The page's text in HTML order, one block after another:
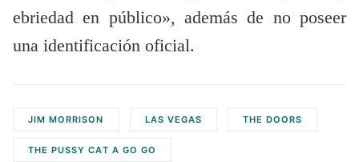
ebriedad en público», además de no poseer
una identificación oficial.
JIM MORRISON LAS VEGAS THE DOORS
THE PUSSY CAT A GO GO